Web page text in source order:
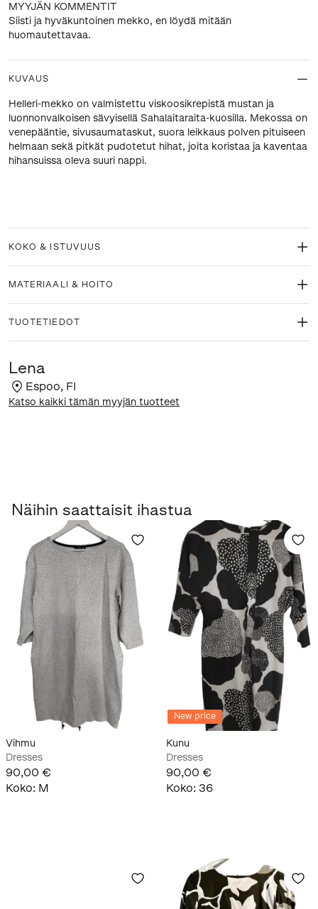
MYYJÄN KOMMENTIT
Siisti ja hyväkuntoinen mekko, en löydä mitään
huomautettavaa.
KUVAUS
Helleri-mekko on valmistettu viskoosikrepistä mustan ja
luonnonvalkoisen sävyisellä Sahalaitaraita-kuosilla. Mekossa on
venepääntie, sivusaumataskut, suora leikkaus polven pituiseen
helmaan sekä pitkät pudotetut hihat, joita koristaa ja kaventaa
hihansuissa oleva suuri nappi.
KOKO & ISTUVUUS
MATERIAALI & HOITO
TUOTETIEDOT
Lena
Espoo, FI
Katso kaikki tämän myyjän tuotteet
Näihin saattaisit ihastua
Vihmu
Dresses
90,00 €
Koko: M
New price
Kunu
Dresses
90,00 €
Koko: 36